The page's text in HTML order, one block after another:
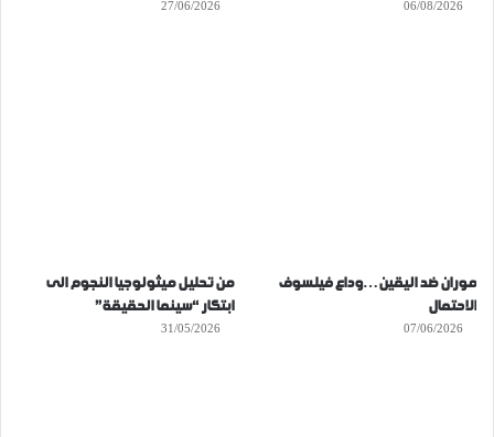
06/08/2026
27/06/2026
موران ضد اليقين…وداع فيلسوف
الاحتمال
07/06/2026
من تحليل ميثولوجيا النجوم الى
ابتكار “سينما الحقيقة”
31/05/2026